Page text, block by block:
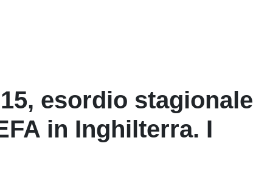
esordio stagionale
in Inghilterra. I